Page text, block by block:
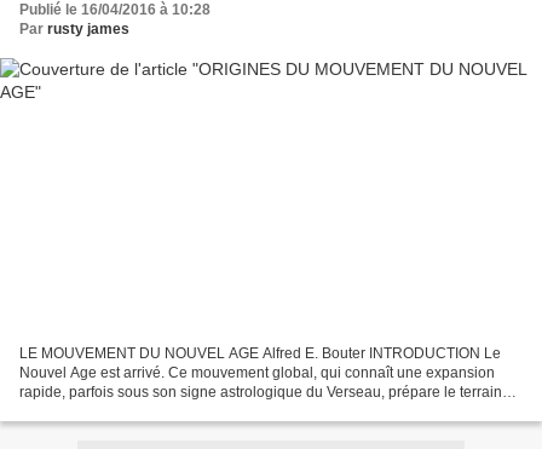
Publié le 16/04/2016 à 10:28
Par rusty james
LE MOUVEMENT DU NOUVEL AGE Alfred E. Bouter INTRODUCTION Le
Nouvel Age est arrivé. Ce mouvement global, qui connaît une expansion
rapide, parfois sous son signe astrologique du Verseau, prépare le terrain